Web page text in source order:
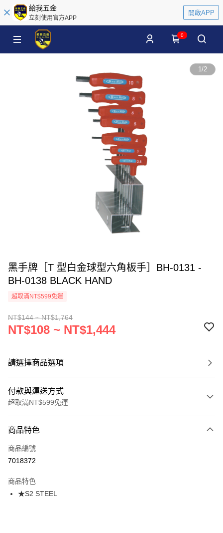
給我五金
立刻使用官方APP
開啟APP
0
1/2
黑手牌［T 型白金球型六角板手］BH-0131 -
BH-0138 BLACK HAND
超取滿NT$599免運
NT$144 ~ NT$1,764
NT$108 ~ NT$1,444
請選擇商品選項
付款與運送方式
超取滿NT$599免運
信用卡一次付款
超商取貨付款
運送方式
商品特色
商品編號
7018372
商品特色
★S2 STEEL